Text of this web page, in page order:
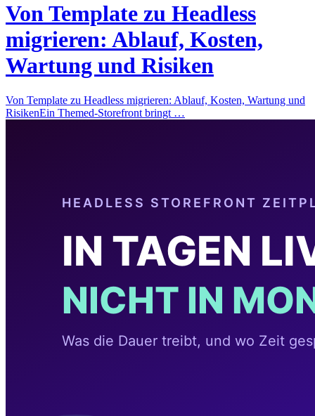
Von Template zu Headless
migrieren: Ablauf, Kosten,
Wartung und Risiken
Von Template zu Headless migrieren: Ablauf, Kosten, Wartung und
RisikenEin Themed-Storefront bringt …